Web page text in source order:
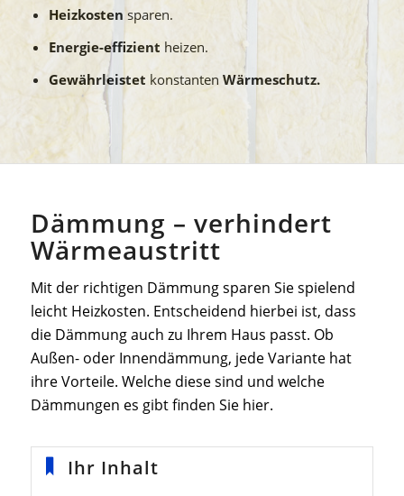
Heizkosten sparen.
Energie-effizient heizen.
Gewährleistet konstantenWärmeschutz.
Dämmung – verhindert
Wärmeaustritt
Mit der richtigen Dämmung sparen Sie spielend
leicht Heizkosten. Entscheidend hierbei ist, dass
die Dämmung auch zu Ihrem Haus passt. Ob
Außen- oder Innendämmung, jede Variante hat
ihre Vorteile. Welche diese sind und welche
Dämmungen es gibt finden Sie hier.
Ihr Inhalt